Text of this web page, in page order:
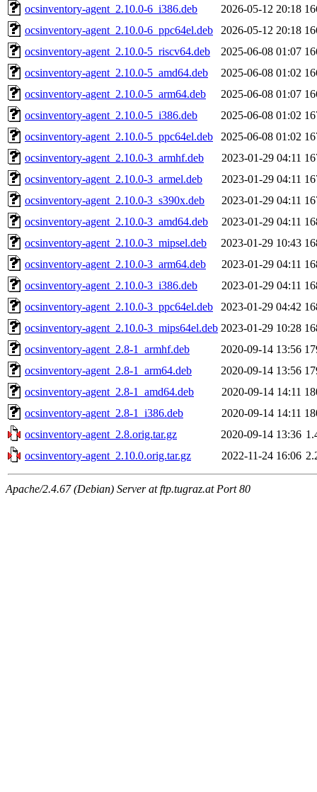
ocsinventory-agent_2.10.0-6_i386.deb
2026-05-12 20:18
ocsinventory-agent_2.10.0-6_ppc64el.deb
2026-05-12 20:18
ocsinventory-agent_2.10.0-5_riscv64.deb
2025-06-08 01:07
ocsinventory-agent_2.10.0-5_amd64.deb
2025-06-08 01:02
ocsinventory-agent_2.10.0-5_arm64.deb
2025-06-08 01:07
ocsinventory-agent_2.10.0-5_i386.deb
2025-06-08 01:02
ocsinventory-agent_2.10.0-5_ppc64el.deb
2025-06-08 01:02
ocsinventory-agent_2.10.0-3_armhf.deb
2023-01-29 04:11
ocsinventory-agent_2.10.0-3_armel.deb
2023-01-29 04:11
ocsinventory-agent_2.10.0-3_s390x.deb
2023-01-29 04:11
ocsinventory-agent_2.10.0-3_amd64.deb
2023-01-29 04:11
ocsinventory-agent_2.10.0-3_mipsel.deb
2023-01-29 10:43
ocsinventory-agent_2.10.0-3_arm64.deb
2023-01-29 04:11
ocsinventory-agent_2.10.0-3_i386.deb
2023-01-29 04:11
ocsinventory-agent_2.10.0-3_ppc64el.deb
2023-01-29 04:42
ocsinventory-agent_2.10.0-3_mips64el.deb 2023-01-29 10:28
ocsinventory-agent_2.8-1_armhf.deb
2020-09-14 13:56
ocsinventory-agent_2.8-1_arm64.deb
2020-09-14 13:56
ocsinventory-agent_2.8-1_amd64.deb
2020-09-14 14:11
ocsinventory-agent_2.8-1_i386.deb
2020-09-14 14:11
ocsinventory-agent_2.8.orig.tar.gz
2020-09-14 13:36
ocsinventory-agent_2.10.0.orig.tar.gz
2022-11-24 16:06
Apache/2.4.67 (Debian) Server at ftp.tugraz.at Port 80